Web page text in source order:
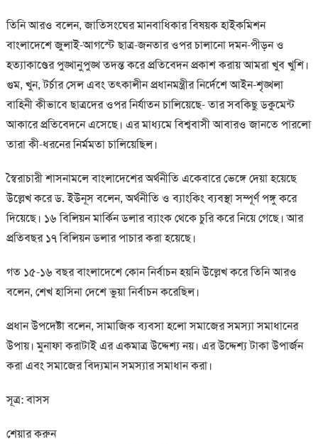
তিনি আরও বলেন, জাতিসংঘের মানবাধিকার বিষয়ক হাইকমিশন
বাংলাদেশে জুলাই-আগস্টে ছাত্র-জনতার ওপর চালানো দমন-পীড়ন ও
হত্যাকাণ্ডের পুঙ্খানুপুঙ্খ তদন্ত করে প্রতিবেদন প্রকাশ করায় আমরা খুব খুশি।
গুম, খুন, টর্চার সেল এবং তৎকালীন প্রধানমন্ত্রীর নির্দেশে আইন-শৃঙ্খলা
বাহিনী কীভাবে ছাত্রদের ওপর নির্যাতন চালিয়েছে- তার সবকিছু ডকুমেন্ট
আকারে প্রতিবেদনে এসেছে। এর মাধ্যমে বিশ্ববাসী আবারও জানতে পারলো
তারা কী-ধরনের নির্মমতা চালিয়েছিল।
স্বৈরাচারী শাসনামলে বাংলাদেশের অর্থনীতি একেবারে ভেঙ্গে দেয়া হয়েছে
উল্লেখ করে ড. ইউনূস বলেন, অর্থনীতি ও ব্যাংকিং ব্যবস্থা সম্পূর্ণ পঙ্গু করে
দিয়েছে। ১৬ বিলিয়ন মার্কিন ডলার ব্যাংক থেকে চুরি করে নিয়ে গেছে। আর
প্রতিবছর ১৭ বিলিয়ন ডলার পাচার করা হয়েছে।
গত ১৫-১৬ বছর বাংলাদেশে কোন নির্বাচন হয়নি উল্লেখ করে তিনি আরও
বলেন, শেখ হাসিনা দেশে ভুয়া নির্বাচন করেছিল।
প্রধান উপদেষ্টা বলেন, সামাজিক ব্যবসা হলো সমাজের সমস্যা সমাধানের
উপায়। মুনাফা করাটাই এর একমাত্র উদ্দেশ্য নয়। এর উদ্দেশ্য টাকা উপার্জন
করা এবং সমাজের বিদ্যমান সমস্যার সমাধান করা।
সূত্র: বাসস
শেয়ার করুন